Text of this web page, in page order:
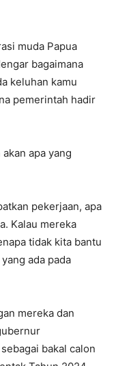
muda Papua
bagaimana
keluhan kamu
pemerintah hadir
apa yang
pekerjaan, apa
Kalau mereka
tidak kita bantu
ada pada
mereka dan
bakal calon